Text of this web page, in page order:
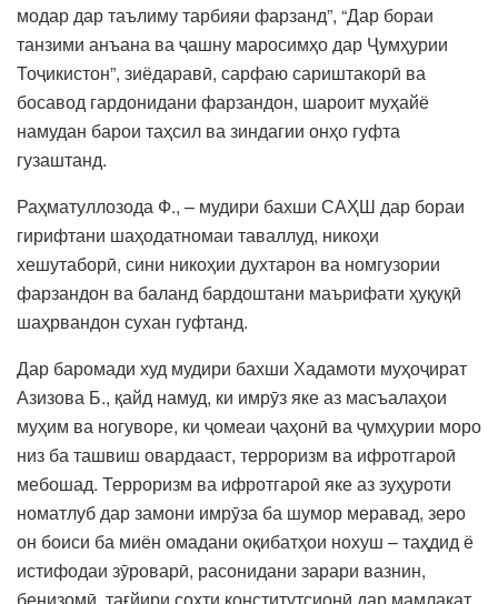
модар дар таълиму тарбияи фарзанд”, “Дар бораи
танзими анъана ва ҷашну маросимҳо дар Ҷумҳурии
Тоҷикистон”, зиёдаравӣ, сарфаю сариштакорӣ ва
босавод гардонидани фарзандон, шароит муҳайё
намудан барои таҳсил ва зиндагии онҳо гуфта
гузаштанд.
Раҳматуллозода Ф., – мудири бахши САҲШ дар бораи
гирифтани шаҳодатномаи таваллуд, никоҳи
хешутаборӣ, сини никоҳии духтарон ва номгузории
фарзандон ва баланд бардоштани маърифати ҳуқуқӣ
шаҳрвандон сухан гуфтанд.
Дар баромади худ мудири бахши Хадамоти муҳоҷират
Азизова Б., қайд намуд, ки имрӯз яке аз масъалаҳои
муҳим ва ногуворе, ки ҷомеаи ҷаҳонӣ ва ҷумҳурии моро
низ ба ташвиш овардааст, терроризм ва ифротгароӣ
мебошад. Терроризм ва ифротгароӣ яке аз зуҳуроти
номатлуб дар замони имрӯза ба шумор меравад, зеро
он боиси ба миён омадани оқибатҳои нохуш – таҳдид ё
истифодаи зӯроварӣ, расонидани зарари вазнин,
бенизомӣ, тағйири сохти конститутсионӣ дар мамлакат,